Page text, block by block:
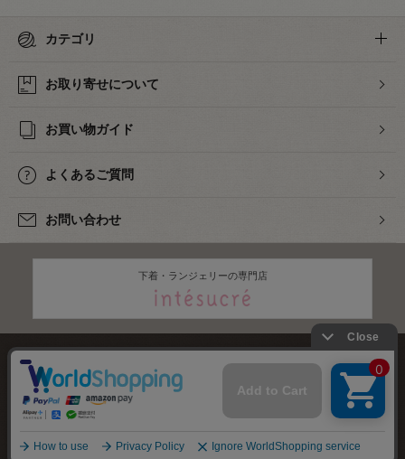
カテゴリ
お取り寄せについて
お買い物ガイド
よくあるご質問
お問い合わせ
下着・ランジェリーの専門店
株式会社オカダヤ 会社概要 採用情報
特定商取引法に基づく表記 サイトマップ
2012-2026OKADAYA CO.,LTD.